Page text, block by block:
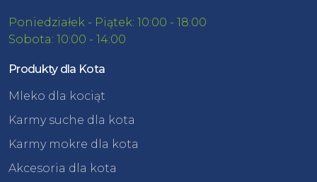
Poniedziałek - Piątek: 10:00 - 18:00
Sobota: 10:00 - 14:00
Produkty dla Kota
Mleko dla kociąt
Karmy suche dla kota
Karmy mokre dla kota
Akcesoria dla kota